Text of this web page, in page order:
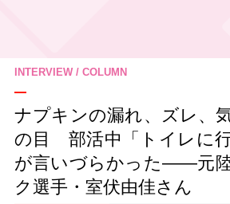
INTERVIEW / COLUMN
ナプキンの漏れ、ズレ、
の目 部活中「トイレに行
が言いづらかった――元
ク選手・室伏由佳さん